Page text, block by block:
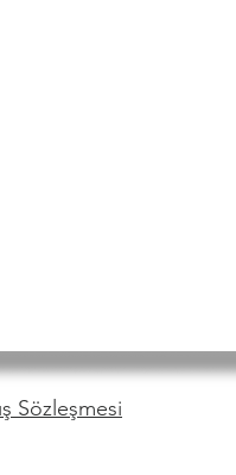
Sözleşmesi